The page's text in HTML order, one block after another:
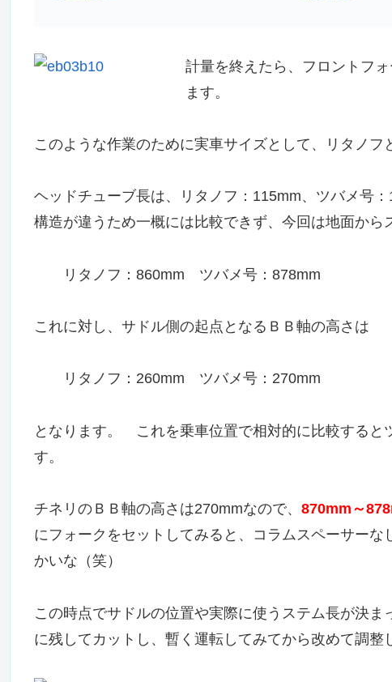
計量を終えたら、フロントフ
ます。
このような作業のために実車サイズとして、リタノフ
ヘッドチューブ長は、リタノフ：115mm、ツバメ号
構造が違うため一概には比較できず、今回は地面から
リタノフ：860mm ツバメ号：878mm
これに対し、サドル側の起点となるＢＢ軸の高さは
リタノフ：260mm ツバメ号：270mm
となります。 これを乗車位置で相対的に比較すると
す。
チネリのＢＢ軸の高さは270mmなので、 870mm～
にフォークをセットしてみると、コラムスペーサー
かいな（笑）
この時点でサドルの位置や実際に使うステム長が決ま
に残してカットし、暫く運転してみてから改めて調整